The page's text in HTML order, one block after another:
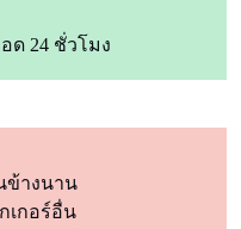
ด 24 ชั่วโมง
ข้างนาน
เกอร์อื่น